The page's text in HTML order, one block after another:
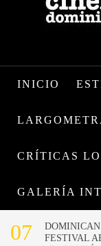
INICIO
CRÍTICAS
GALERÍA